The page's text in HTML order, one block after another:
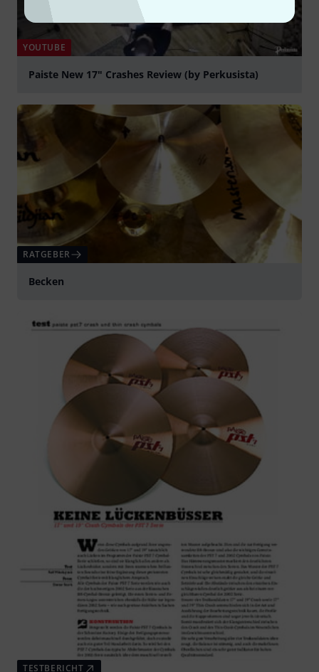
YOUTUBE
Paiste New 17" Crashes Review (by Perkusista)
RATGEBER
Becken
TESTBERICHT